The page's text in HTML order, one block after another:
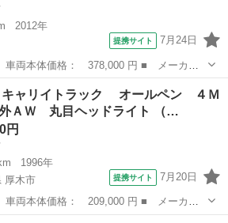
2012年
提携サイト 7月24日
キャリイトラック ■ グレード名： Ｋ
ートタイム４ＷＤ ３方開き ＥＴＣ ■
イ
キャリイトラック オールペン ４Ｍ
ＡＷ 丸目ヘッドライト （…
円
1996年
厚木市
提携サイト 7月20日
キャリイトラック ■ グレード名：